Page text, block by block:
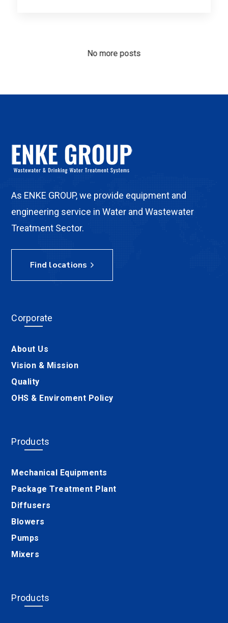
No more posts
As ENKE GROUP, we provide equipment and
engineering service in Water and Wastewater
Treatment Sector.
Find locations
Corporate
About Us
Vision & Mission
Quality
OHS & Enviroment Policy
Products
Mechanical Equipments
Package Treatment Plant
Diffusers
Blowers
Pumps
Mixers
Products